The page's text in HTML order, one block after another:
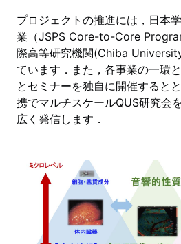
プロジェクトの推進には，日本
業（JSPS Core-to-Core
際高等研究機関(Chiba
ています．また，各事業の一環
とセミナーを独自に開催すると
携でマルチスケールQUS研究会
広く発信します．